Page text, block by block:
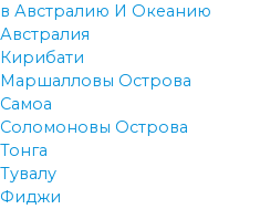
в Австралию И Океанию
Австралия
Кирибати
Маршалловы Острова
Самоа
Соломоновы Острова
Тонга
Тувалу
Фиджи